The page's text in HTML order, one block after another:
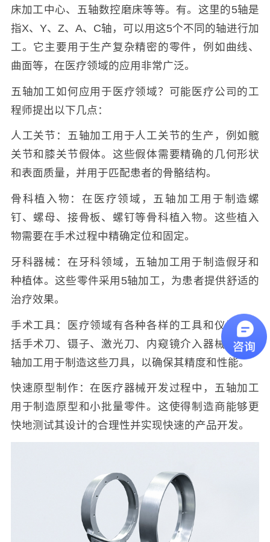
床加工中心、五轴数控磨床等等。有。这里的5轴是
指X、Y、Z、A、C轴，可以用这5个不同的轴进行加
工。它主要用于生产复杂精密的零件，例如曲线、
曲面等，在医疗领域的应用非常广泛。
五轴加工如何应用于医疗领域？可能医疗公司的工
程师提出以下几点：
人工关节：五轴加工用于人工关节的生产，例如髋
关节和膝关节假体。这些假体需要精确的几何形状
和表面质量，并用于匹配患者的骨骼结构。
骨科植入物：在医疗领域，五轴加工用于制造螺
钉、螺母、接骨板、螺钉等骨科植入物。这些植入
物需要在手术过程中精确定位和固定。
牙科器械：在牙科领域，五轴加工用于制造假牙和
种植体。这些零件采用5轴加工，为患者提供舒适的
治疗效果。
手术工具：医疗领域有各种各样的工具和仪器，包
括手术刀、镊子、激光刀、内窥镜介入器械等。五
轴加工用于制造这些刀具，以确保其精度和性能。
快速原型制作：在医疗器械开发过程中，五轴加工
用于制造原型和小批量零件。这使得制造商能够更
快地测试其设计的合理性并实现快速的产品开发。